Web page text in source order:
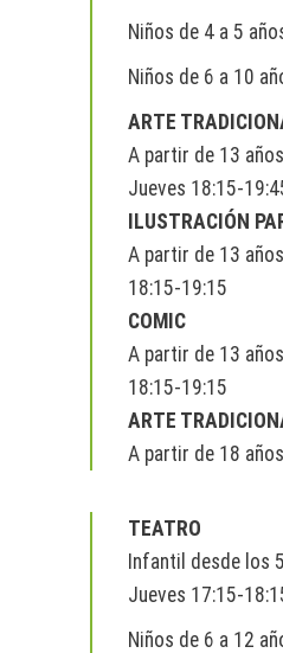
Niños de 4 a 5
Niños de 6 a 10
ARTE
A partir de 13
Jueves 18:15-
ILUSTRACIÓN
A partir de 13
18:15-19:15
COMIC
A partir de 13
18:15-19:15
ARTE
A partir de 18
TEATRO
Infantil desde los
Jueves 17:15-
Niños de 6 a 12